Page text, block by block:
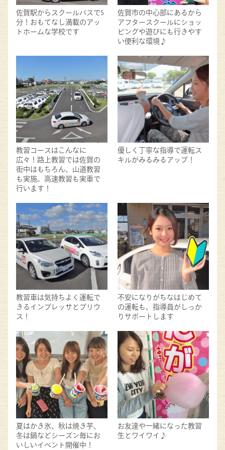
佐賀駅からスクールバスで5
分！おもてなし満載のアッ
トホームな学校です
佐賀市の中心部にあるから
アフタースクールにショッ
ピングや遊びにも行きやす
い便利な環境♪
教習コースはこんなに
広々！路上教習では佐賀の
街中はもちろん、山道教習
も実施。高速教習も実車で
行います！
優しく丁寧な指導で運転ス
キルがみるみるアップ！
教習車は気持ちよく運転で
きるインプレッサとプリウ
ス！
不安になりがちなはじめて
の運転も、指導員がしっか
りサポートします
夏はかき氷、秋は焼き芋、
冬は鍋などシーズン毎にお
いしいイベント開催中！
お友達や一緒になった教習
生とワイワイ♪